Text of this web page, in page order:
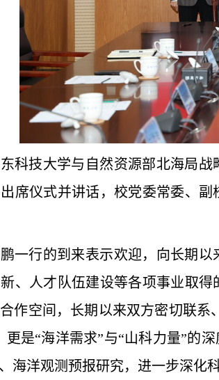
科技大学与自然资源部北海局
席仪式并讲话，校党委常委、
一行的到来表示欢迎，向长期
、人才队伍建设等各项事业取
作空间，长期以来双方密切联
更是“海洋需求”与“山科力量”的
海洋观测预报研究，进一步深化